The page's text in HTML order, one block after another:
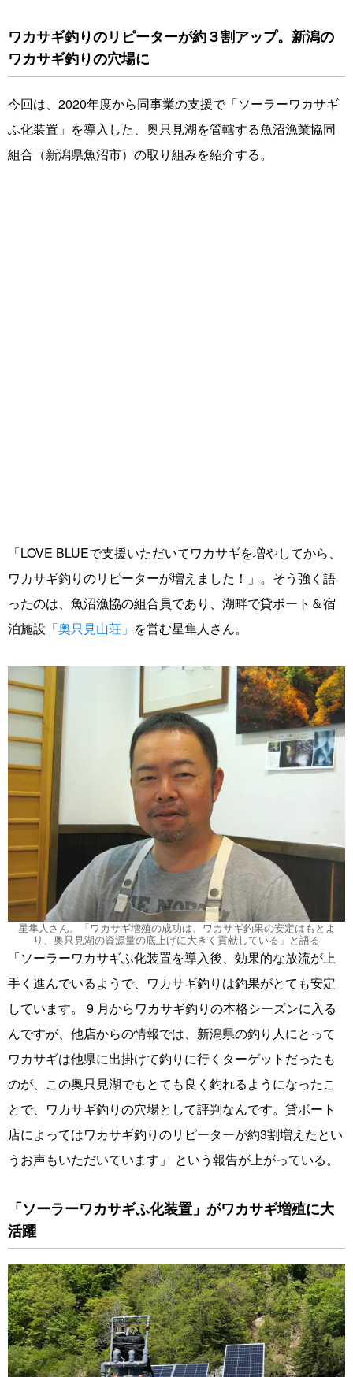
ワカサギ釣りのリピーターが約３割アップ。新潟の
ワカサギ釣りの穴場に
今回は、2020年度から同事業の支援で「ソーラーワカサギ
ふ化装置」を導入した、奥只見湖を管轄する魚沼漁業協同
組合（新潟県魚沼市）の取り組みを紹介する。
「LOVE BLUEで支援いただいてワカサギを増やしてから、
ワカサギ釣りのリピーターが増えました！」。そう強く語
ったのは、魚沼漁協の組合員であり、湖畔で貸ボート＆宿
泊施設 「奥只見山荘」 を営む星隼人さん。
星隼人さん。「ワカサギ増殖の成功は、ワカサギ釣果の安定はもとよ
り、奥只見湖の資源量の底上げに大きく貢献している」と語る
「ソーラーワカサギふ化装置を導入後、効果的な放流が上
手く進んでいるようで、ワカサギ釣りは釣果がとても安定
しています。 9 月からワカサギ釣りの本格シーズンに入る
んですが、他店からの情報では、新潟県の釣り人にとって
ワカサギは他県に出掛けて釣りに行くターゲットだったも
のが、この奥只見湖でもとても良く釣れるようになったこ
とで、ワカサギ釣りの穴場として評判なんです。貸ボート
店によってはワカサギ釣りのリピーターが約3割増えたとい
うお声もいただいています」 という報告が上がっている。
「ソーラーワカサギふ化装置」がワカサギ増殖に大
活躍